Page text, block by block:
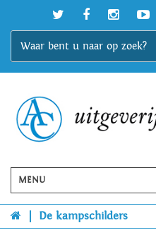
MENU
De kampschilders